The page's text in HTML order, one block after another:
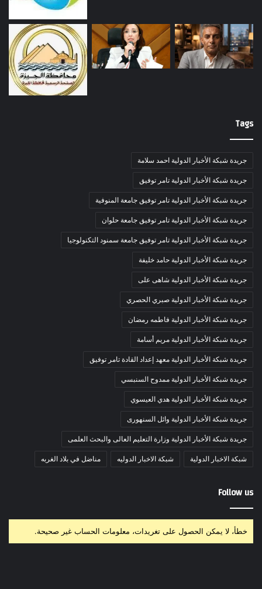
Tags
جريدة شبكة الأخبار الدولية احمد سلامة
جريدة شبكة الأخبار الدولية تامر توفيق
جريدة شبكة الأخبار الدولية تامر توفيق جامعة المنوفية
جريدة شبكة الأخبار الدولية تامر توفيق جامعة حلوان
جريدة شبكة الأخبار الدولية تامر توفيق جامعة سمنود التكنولوجيا
جريدة شبكة الأخبار الدولية حامد خليفة
جريدة شبكة الأخبار الدولية شاهى على
جريدة شبكة الأخبار الدولية صبري الحصري
جريدة شبكة الأخبار الدولية فاطمه رمضان
جريدة شبكة الأخبار الدولية مريم أسامة
جريدة شبكة الأخبار الدولية معهد إعداد القادة تامر توفيق
جريدة شبكة الأخبار الدولية ممدوح السنبسي
جريدة شبكة الأخبار الدولية هدي العيسوي
جريدة شبكة الأخبار الدولية وائل السنهورى
جريدة شبكة الأخبار الدولية وزارة التعليم العالى والبحث العلمى
شبكة الاخبار الدولية شبكة الاخبار الدوليه مناضل في بلاد الغربه
Follow us
خطأ، لا يمكن الحصول على تغريدات، معلومات الحساب غير صحيحة.